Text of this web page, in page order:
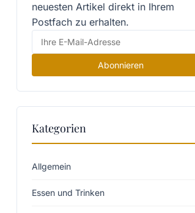
neuesten Artikel direkt in Ihrem
Postfach zu erhalten.
Abonnieren
Kategorien
Allgemein
Essen und Trinken